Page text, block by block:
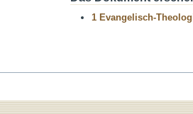
1 Evangelisch-